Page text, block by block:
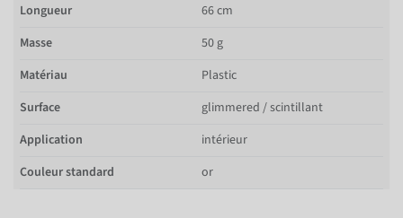
Longueur
66 cm
Masse
50 g
Matériau
Plastic
Surface
glimmered / scintillant
Application
intérieur
Couleur standard
or